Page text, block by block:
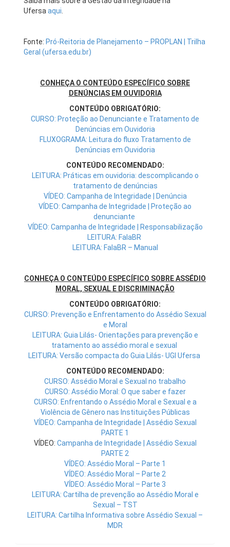
Ufersa aqui
Fonte: Pró-Reitoria de Planejamento – PROPLAN | Trilha
Geral (ufersa.edu.br)
CONHEÇA O CONTEÚDO ESPECÍFICO SOBRE
DENÚNCIAS EM OUVIDORIA
CONTEÚDO OBRIGATÓRIO:
CURSO: Proteção ao Denunciante e Tratamento de
Denúncias em Ouvidoria
FLUXOGRAMA: Leitura do fluxo Tratamento de
Denúncias em Ouvidoria
CONTEÚDO RECOMENDADO:
LEITURA: Práticas em ouvidoria: descomplicando o
tratamento de denúncias
VÍDEO: Campanha de Integridade | Denúncia
VÍDEO: Campanha de Integridade | Proteção ao
denunciante
VÍDEO: Campanha de Integridade | Responsabilização
LEITURA: FalaBR
LEITURA: FalaBR – Manual
CONHEÇA O CONTEÚDO ESPECÍFICO SOBRE ASSÉDIO
MORAL, SEXUAL E DISCRIMINAÇÃO
CONTEÚDO OBRIGATÓRIO:
CURSO: Prevenção e Enfrentamento do Assédio Sexual
e Moral
LEITURA: Guia Lilás- Orientações para prevenção e
tratamento ao assédio moral e sexual
LEITURA: Versão compacta do Guia Lilás- UGI Ufersa
CONTEÚDO RECOMENDADO:
CURSO: Assédio Moral e Sexual no trabalho
CURSO: Assédio Moral: O que saber e fazer
CURSO: Enfrentando o Assédio Moral e Sexual e a
Violência de Gênero nas Instituições Públicas
VÍDEO: Campanha de Integridade | Assédio Sexual
PARTE 1
VÍDEO: Campanha de Integridade | Assédio Sexual
PARTE 2
VÍDEO: Assédio Moral – Parte 1
VÍDEO: Assédio Moral – Parte 2
VÍDEO: Assédio Moral – Parte 3
LEITURA: Cartilha de prevenção ao Assédio Moral e
Sexual – TST
LEITURA: Cartilha Informativa sobre Assédio Sexual –
MDR